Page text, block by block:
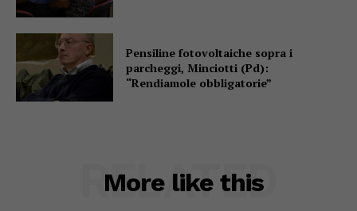
Pensiline fotovoltaiche sopra i
parcheggi, Minciotti (Pd):
“Rendiamole obbligatorie”
More like this
RELATED